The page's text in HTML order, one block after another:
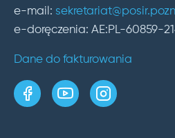
e-mail:
e-doręczenia: AE:PL-60859-
Dane do fakturowania
strona w serwisie
kanał wprofil w